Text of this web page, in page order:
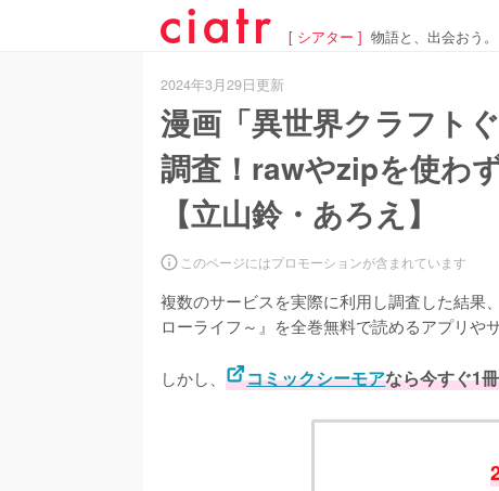
[ シアター ] 物語と、出会おう。
2024年3月29日更新
漫画「異世界クラフト
調査！rawやzipを使わ
【立山鈴・あろえ】
このページにはプロモーションが含まれています
複数のサービスを実際に利用し調査した結果
ローライフ～』を全巻無料で読めるアプリや
しかし、 コミックシーモアなら今すぐ1